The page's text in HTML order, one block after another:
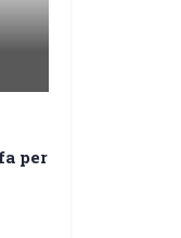
per